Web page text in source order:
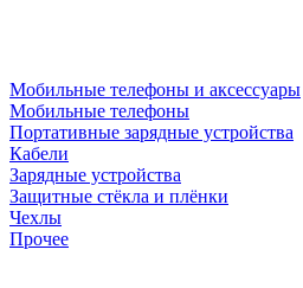
Мобильные телефоны и аксессуары
Мобильные телефоны
Портативные зарядные устройства
Кабели
Зарядные устройства
Защитные стёкла и плёнки
Чехлы
Прочее